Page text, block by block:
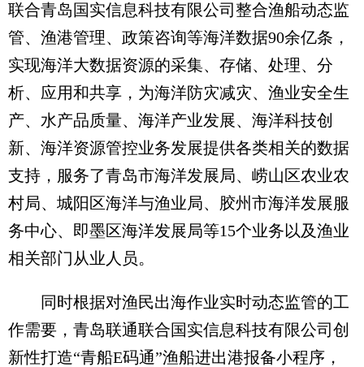
联合青岛国实信息科技有限公司整合渔船动态监
管、渔港管理、政策咨询等海洋数据90余亿条，
实现海洋大数据资源的采集、存储、处理、分
析、应用和共享，为海洋防灾减灾、渔业安全生
产、水产品质量、海洋产业发展、海洋科技创
新、海洋资源管控业务发展提供各类相关的数据
支持，服务了青岛市海洋发展局、崂山区农业农
村局、城阳区海洋与渔业局、胶州市海洋发展服
务中心、即墨区海洋发展局等15个业务以及渔业
相关部门从业人员。
同时根据对渔民出海作业实时动态监管的工
作需要，青岛联通联合国实信息科技有限公司创
新性打造“青船E码通”渔船进出港报备小程序，